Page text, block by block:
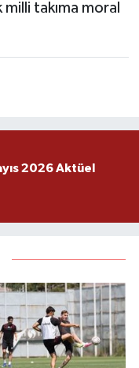
takıma moral
2026 Aktüel